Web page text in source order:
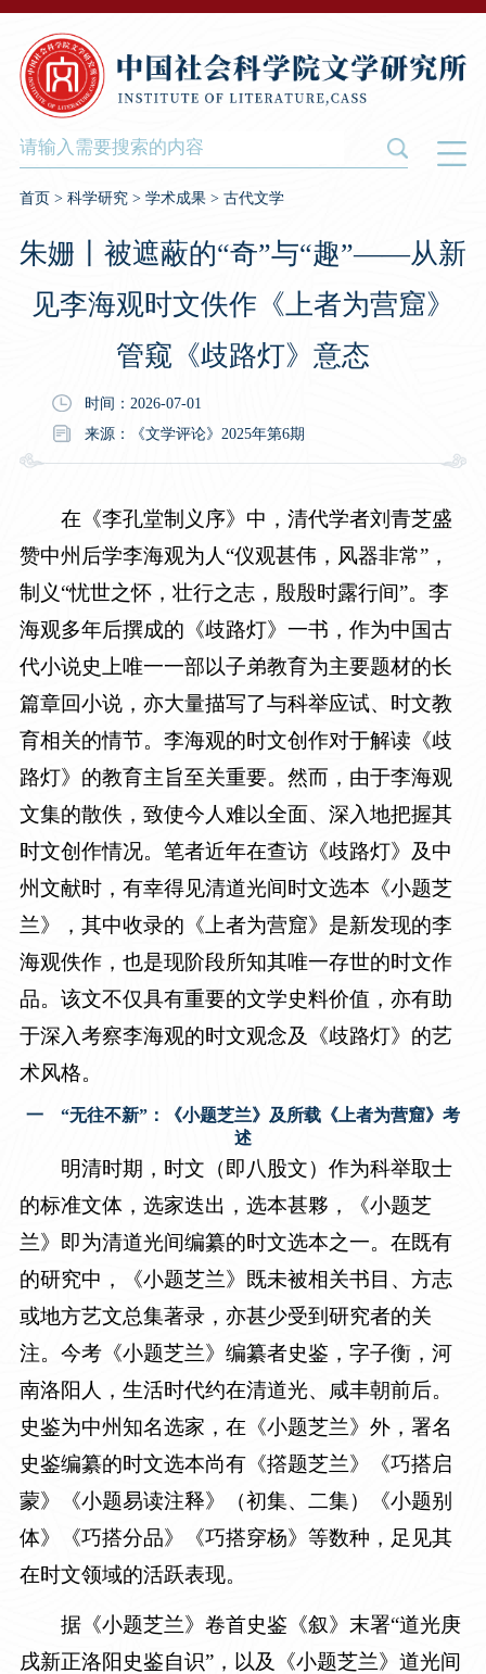
首页> 科学研究> 学术成果> 古代文学
朱姗丨被遮蔽的“奇”与“趣”——从新
见李海观时文佚作《上者为营窟》
管窥《歧路灯》意态
时间：2026-07-01
来源：《文学评论》2025年第6期
在《李孔堂制义序》中，清代学者刘青芝盛
赞中州后学李海观为人“仪观甚伟，风器非常”，
制义“忧世之怀，壮行之志，殷殷时露行间”。李
海观多年后撰成的《歧路灯》一书，作为中国古
代小说史上唯一一部以子弟教育为主要题材的长
篇章回小说，亦大量描写了与科举应试、时文教
育相关的情节。李海观的时文创作对于解读《歧
路灯》的教育主旨至关重要。然而，由于李海观
文集的散佚，致使今人难以全面、深入地把握其
时文创作情况。笔者近年在查访《歧路灯》及中
州文献时，有幸得见清道光间时文选本《小题芝
兰》，其中收录的《上者为营窟》是新发现的李
海观佚作，也是现阶段所知其唯一存世的时文作
品。该文不仅具有重要的文学史料价值，亦有助
于深入考察李海观的时文观念及《歧路灯》的艺
术风格。
一 “无往不新”：《小题芝兰》及所载《上者为营窟》考
述
明清时期，时文（即八股文）作为科举取士
的标准文体，选家迭出，选本甚夥，《小题芝
兰》即为清道光间编纂的时文选本之一。在既有
的研究中，《小题芝兰》既未被相关书目、方志
或地方艺文总集著录，亦甚少受到研究者的关
注。今考《小题芝兰》编纂者史鉴，字子衡，河
南洛阳人，生活时代约在清道光、咸丰朝前后。
史鉴为中州知名选家，在《小题芝兰》外，署名
史鉴编纂的时文选本尚有《撘题芝兰》《巧搭启
蒙》《小题易读注释》（初集、二集）《小题别
体》《巧搭分品》《巧搭穿杨》等数种，足见其
在时文领域的活跃表现。
据《小题芝兰》卷首史鉴《叙》末署“道光庚
戌新正洛阳史鉴自识”，以及《小题芝兰》道光间